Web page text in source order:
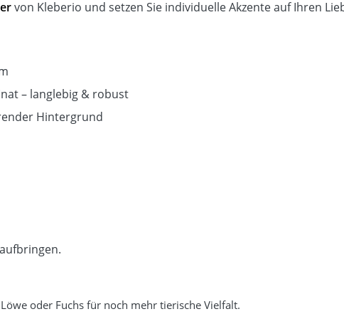
von Kleberio und setzen Sie individuelle Akzente auf Ihren
– langlebig & robust
Hintergrund
oder Fuchs für noch mehr tierische Vielfalt.